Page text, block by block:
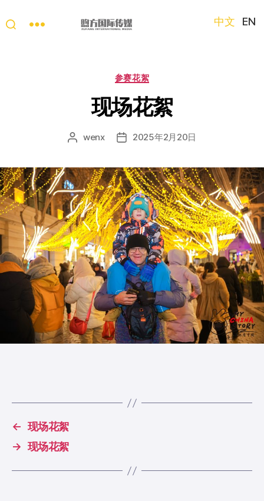
只
眼
看
中
国
短
视
频
大
赛
中文 EN
分
参赛花絮
现场花絮
文
者
wenx
发
期
2025年2月20日
← 现场花絮
→ 现场花絮